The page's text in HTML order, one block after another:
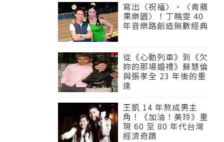
寫出〈祝福〉、〈青蘋
果樂園〉！丁曉雯 40
年音樂路創造無數經典
從《心動列車》到《欠
妳的那場婚禮》蘇慧倫
與張孝全 23 年後的重
逢
王凱 14 年熬成男主
角！《加油！美玲》重
現 60 至 80 年代台灣
經濟奇蹟